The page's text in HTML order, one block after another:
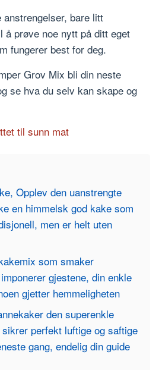
bare litt
å prøve noe nytt på ditt eget
fungerer best for deg.
Grov Mix bli din neste
se hva du selv kan skape og
til sunn mat
Opplev den uanstrengte
en himmelsk god kake som
men er helt uten
som smaker
gjestene, din enkle
gjetter hemmeligheten
den superenkle
perfekt luftige og saftige
gang, endelig din guide